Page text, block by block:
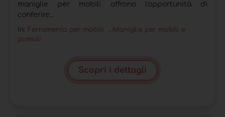
maniglie per mobili offrono l'opportunità di
conferire...
In: Ferramenta per mobili , Maniglie per mobili e
pomoli
Scopri i dettagli